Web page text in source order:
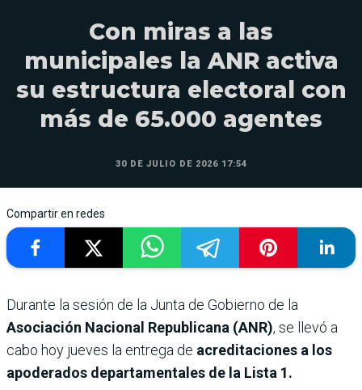
Con miras a las
municipales la ANR activa
su estructura electoral con
más de 65.000 agentes
30 DE JULIO DE 2026 17:54
Compartir en redes
Durante la sesión de la Junta de Gobierno de la
Asociación Nacional Republicana (ANR), se llevó a
cabo hoy jueves la entrega de acreditaciones a los
apoderados departamentales de la Lista 1.